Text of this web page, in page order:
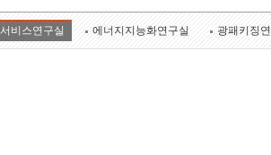
비스연구실 에너지지능화연구실 광패키징